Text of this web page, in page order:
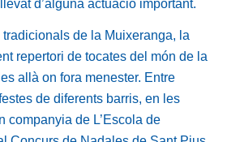
d’alguna actuació important.
de la Muixeranga, la
repertori de tocates del món de la
allà on fora menester. Entre
de diferents barris, en les
companyia de L’Escola de